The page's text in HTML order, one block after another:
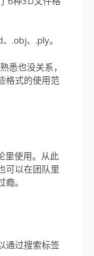
.obj、.ply。
悉也没关系，
格式的使用范
里使用。从此
可以在团队里
。
通过搜索标签